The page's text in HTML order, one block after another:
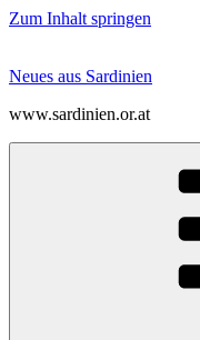
Zum Inhalt springen
Neues aus Sardinien
www.sardinien.or.at